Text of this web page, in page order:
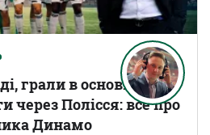
грали в основному
через Полісся: все про
Динамо